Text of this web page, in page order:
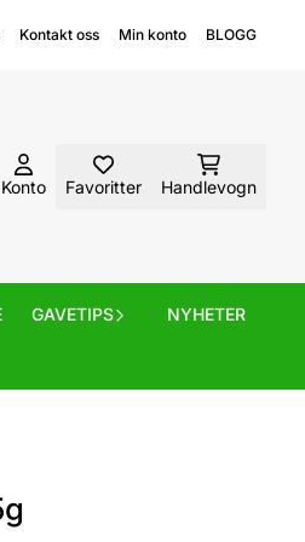
Kontakt oss Min konto BLOGG
Konto Favoritter Handlevogn
GAVETIPS NYHETER